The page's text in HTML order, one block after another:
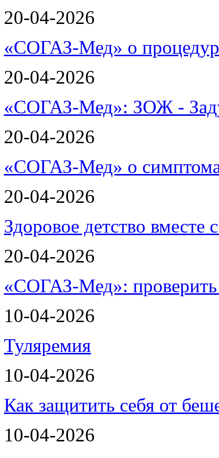
20-04-2026
«СОГАЗ-Мед» о
20-04-2026
«СОГАЗ-Мед»: ЗОЖ -
20-04-2026
«СОГАЗ-Мед» о
20-04-2026
Здоровое детство
20-04-2026
«СОГАЗ-Мед»: проверить
10-04-2026
Туляремия
10-04-2026
Как защитить себя от
10-04-2026